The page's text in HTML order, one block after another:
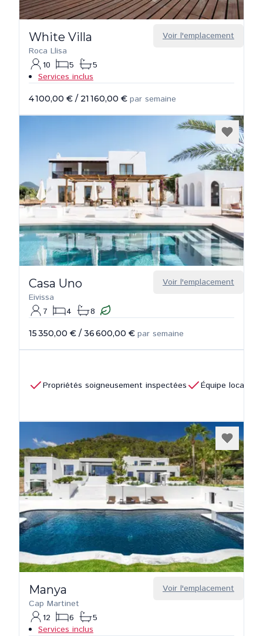
Voir l'emplacement
White Villa
Roca Llisa
10
5
5
Services inclus
4 100,00 € / 21 160,00 € par semaine
Voir l'emplacement
Casa Uno
Eivissa
7
4 8
15 350,00 € / 36 600,00 € par semaine
Propriétés soigneusement inspectées Équipe locale
Voir l'emplacement
Manya
Cap Martinet
12
6
5
Services inclus